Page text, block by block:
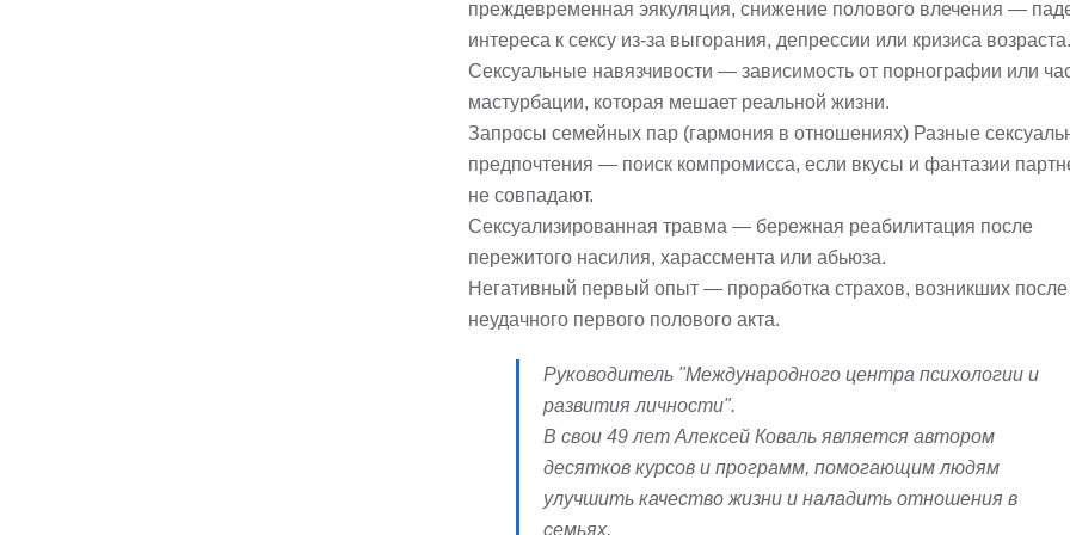
преждевременная эякуляция, cнижение полового влечения —
интереса к сексу из-за выгорания, депрессии или кризиса возраста.
Сексуальные навязчивости — зависимость от порнографии или
мастурбации, которая мешает реальной жизни.
Запросы семейных пар (гармония в отношениях) Разные
предпочтения — поиск компромисса, если вкусы и фантазии
не совпадают.
Сексуализированная травма — бережная реабилитация после
пережитого насилия, харассмента или абьюза.
Негативный первый опыт — проработка страхов, возникших после
неудачного первого полового акта.
Руководитель "Международного центра психологии и
развития личности".
В свои 49 лет Алексей Коваль является автором
десятков курсов и программ, помогающим людям
улучшить качество жизни и наладить отношения в
семьях.